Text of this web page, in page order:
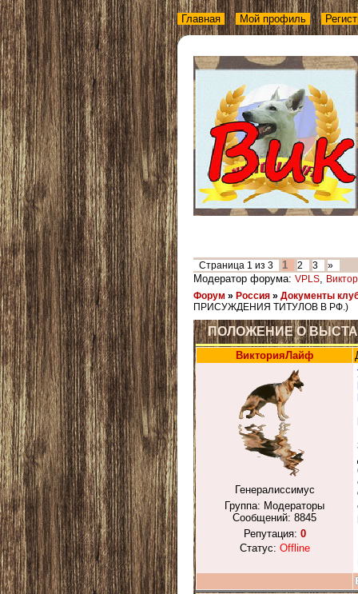
Главная Мой профиль
Страница 1 из 3 1 2 3 »
Модератор форума: VPLS,
Форум » Россия » Документы
ПРИСУЖДЕНИЯ ТИТУЛОВ В РФ.)
ПОЛОЖЕНИЕ О
ВикторияЛайф
Генералиссимус
Группа: Модераторы
Сообщений: 8845
Репутация: 0
Статус: Offline